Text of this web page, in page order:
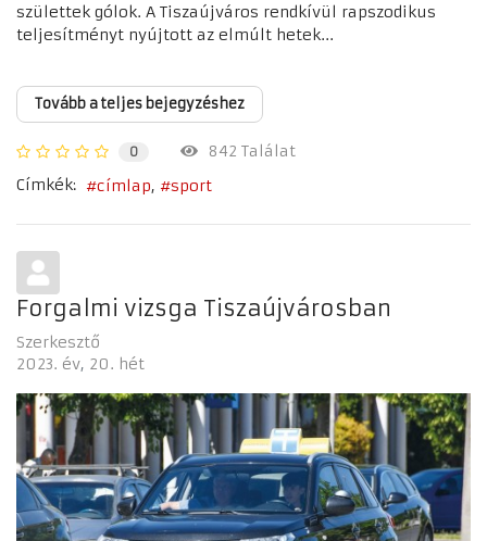
születtek gólok. A Tiszaújváros rendkívül rapszodikus
teljesítményt nyújtott az elmúlt hetek...
Tovább a teljes bejegyzéshez
0
842 Találat
Címkék:
címlap sport
Forgalmi vizsga Tiszaújvárosban
Szerkesztő
2023. év 20. hét